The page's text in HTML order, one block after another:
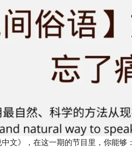
文》，在这一期的节目里，你能够：